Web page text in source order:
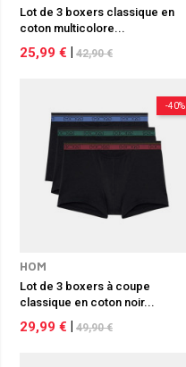
Lot de 3 boxers classique en
coton multicolore...
25,99 € 42,90 €
-40%
HOM
Lot de 3 boxers à coupe
classique en coton noir...
29,99 € 49,90 €